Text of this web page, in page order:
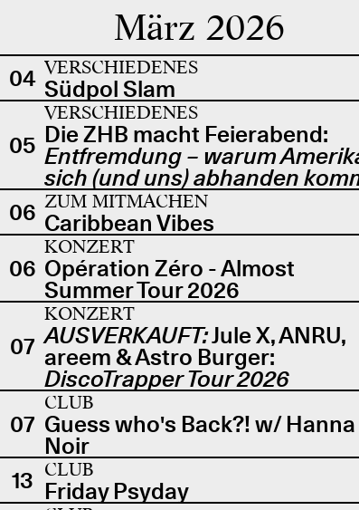
März 2026
04 VERSCHIEDENES
Südpol Slam
05
VERSCHIEDENES
Die ZHB macht Feierabend:
Entfremdung – warum
sich (und uns) abhanden
06 ZUM MITMACHEN
Caribbean Vibes
06
KONZERT
Opération Zéro - Almost
Summer Tour 2026
07
KONZERT
AUSVERKAUFT:Jule X, ANRU,
areem & Astro Burger:
DiscoTrapper Tour 2026
07
CLUB
Guess who's Back?! w/ Hanna
Noir
13 CLUB
Friday Psyday